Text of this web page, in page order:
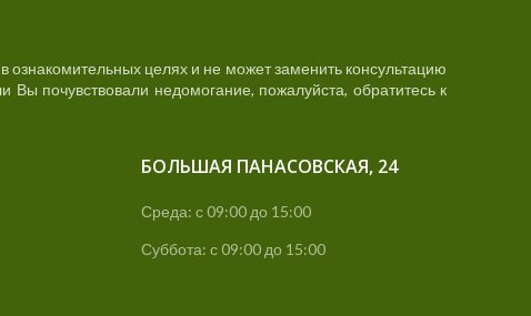
целях и не может заменить консультацию
почувствовали недомогание, пожалуйста, обратитесь к
БОЛЬШАЯ ПАНАСОВСКАЯ, 24
Среда: с 09:00 до 15:00
Суббота: с 09:00 до 15:00